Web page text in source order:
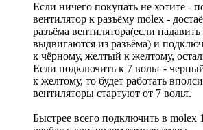
Если ничего покупать не хотите -
вентилятор к разъёму molex -
разъёма вентилятора(если
выдвигаются из разъёма) и
к чёрному, желтый к желтому,
Если подключить к 7 вольт -
к желтому, то будет работать
вентиляторы стартуют от 7 вольт.
Быстрее всего подключить в molex